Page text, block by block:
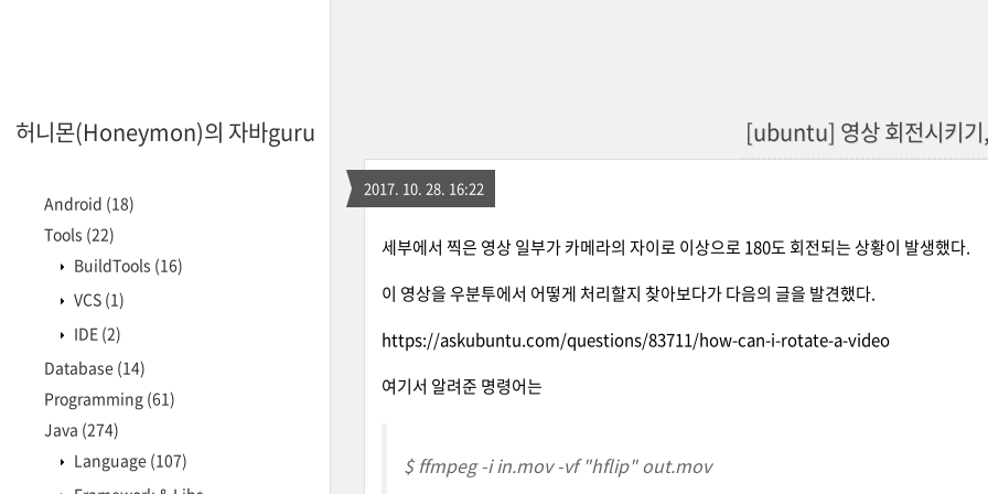
허니몬(Honeymon)의 자바guru
Android (18)
Tools (22)
BuildTools (16)
VCS (1)
IDE (2)
Database (14)
Programming (61)
Java (274)
Language (107)
[ubuntu] 영상 회전시키
2017. 10. 28. 16:22
세부에서 찍은 영상 일부가 카메라의 자이로 이상으로 180도 회전되는 상황이 발생했다.
이 영상을 우분투에서 어떻게 처리할지 찾아보다가 다음의 글을 발견했다.
https://askubuntu.com/questions/83711/how-can-i-rotate-a-video
여기서 알려준 명령어는
$ ffmpeg -i in.mov -vf "hflip" out.mov